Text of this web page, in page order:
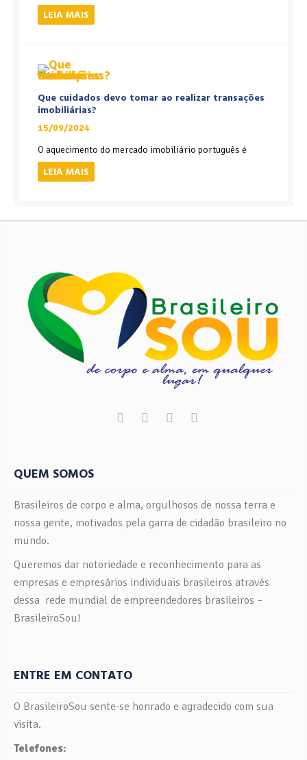
LEIA MAIS
Que cuidados devo tomar ao realizar transações
imobiliárias?
15/09/2024
O aquecimento do mercado imobiliário português é
LEIA MAIS
QUEM SOMOS
Brasileiros de corpo e alma, orgulhosos de nossa terra e
nossa gente, motivados pela garra de cidadão brasileiro no
mundo.
Queremos dar notoriedade e reconhecimento para as
empresas e empresários individuais brasileiros através
dessa rede mundial de empreendedores brasileiros –
BrasileiroSou!
ENTRE EM CONTATO
O BrasileiroSou sente-se honrado e agradecido com sua
visita.
Telefones: